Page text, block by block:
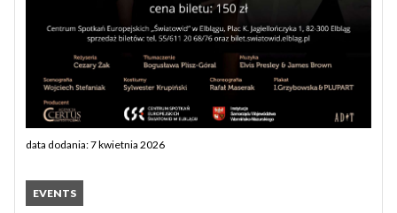
data dodania: 7 kwietnia 2026
EVENTS